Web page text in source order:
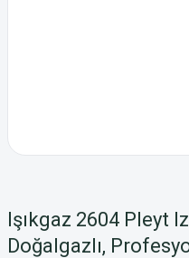
Işıkgaz 2604 Pleyt
Doğalgazlı,